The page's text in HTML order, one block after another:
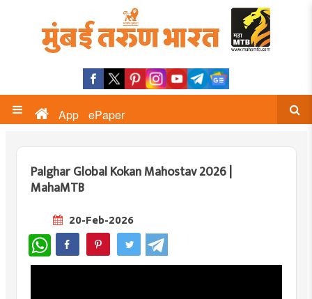
App ePaper
Palghar Global Kokan Mahostav 2026 |
MahaMTB
20-Feb-2026
WhatsApp